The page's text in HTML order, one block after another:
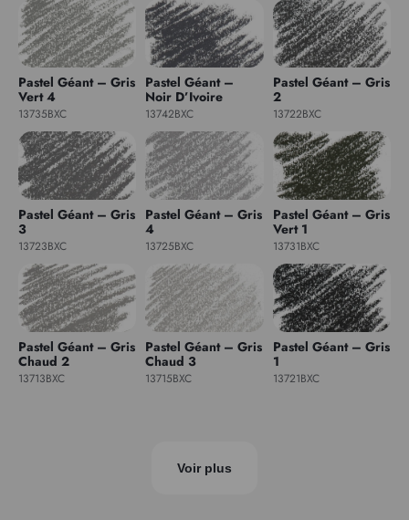
Pastel Géant – Gris
Vert 4
13735BXC
Pastel Géant –
Noir D’Ivoire
13742BXC
Pastel Géant – Gris
2
13722BXC
Pastel Géant – Gris
3
13723BXC
Pastel Géant – Gris
4
13725BXC
Pastel Géant – Gris
Vert 1
13731BXC
Pastel Géant – Gris
Chaud 2
13713BXC
Pastel Géant – Gris
Chaud 3
13715BXC
Pastel Géant – Gris
1
13721BXC
Voir plus